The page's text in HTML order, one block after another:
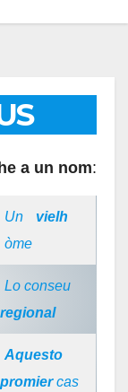
a un nom:
Un
vielh
òme
Lo conseu
regional
Aquesto
promiercas